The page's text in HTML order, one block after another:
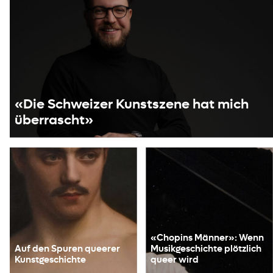
Auf den Spuren queerer
Kunstgeschichte
«Chopins Männer»: Wenn
Musikgeschichte plötzlich
queer wird
«Die Schweizer Kunstszene hat mich
überrascht»